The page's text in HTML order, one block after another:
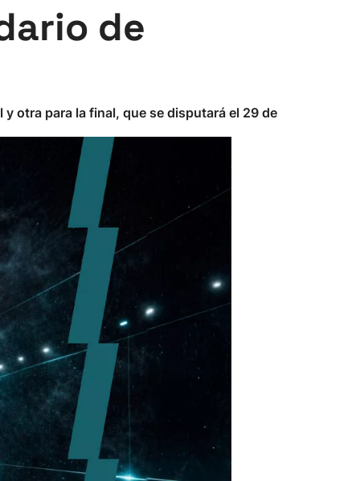
de
otra para la final, que se disputará el 29 de